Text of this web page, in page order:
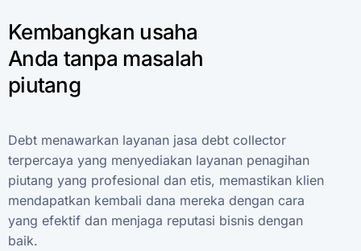
Kembangkan usaha
Anda tanpa masalah
piutang
Debt menawarkan layanan jasa debt collector
terpercaya yang menyediakan layanan penagihan
piutang yang profesional dan etis, memastikan klien
mendapatkan kembali dana mereka dengan cara
yang efektif dan menjaga reputasi bisnis dengan
baik.